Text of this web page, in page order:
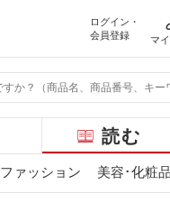
ログイン・
会員登録
マ
読む
ファッション 美容･化粧品